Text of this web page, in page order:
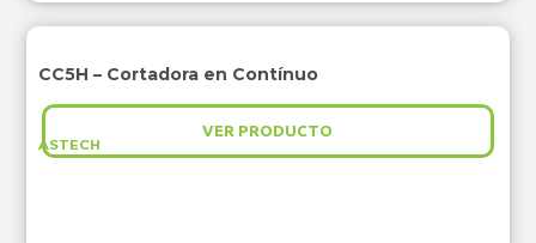
ASTECH
CC5H – Cortadora en Contínuo
VER PRODUCTO